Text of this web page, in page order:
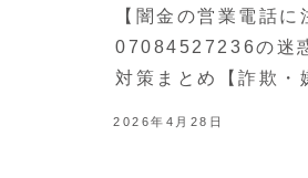
【闇金の営業電話に
07084527236の迷
対策まとめ【詐欺・
2026年4月28日